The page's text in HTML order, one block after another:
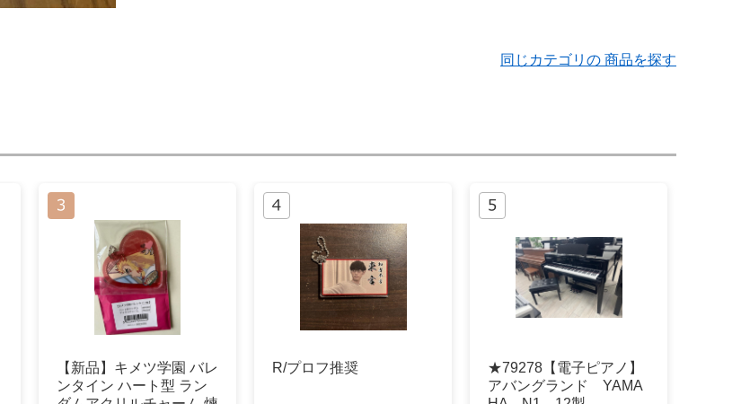
同じカテゴリの 商品を探す
【新品】キメツ学園 バレ
ンタイン ハート型 ラン
R/プロフ推奨
★79278【電子ピアノ】
アバングランド YAMA